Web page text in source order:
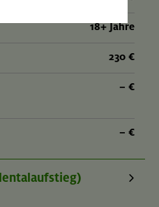
18+ Jahre
230 €
– €
– €